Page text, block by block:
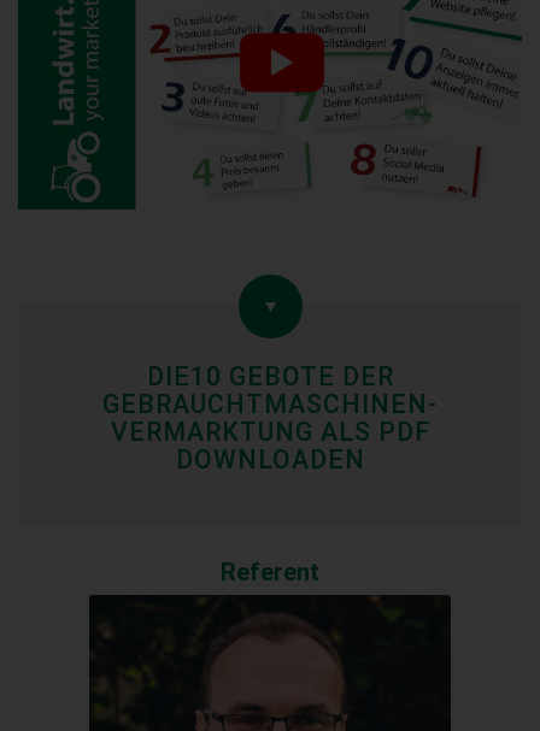
DIE10 GEBOTE DER
GEBRAUCHTMASCHINEN-
VERMARKTUNG ALS PDF
DOWNLOADEN
Referent